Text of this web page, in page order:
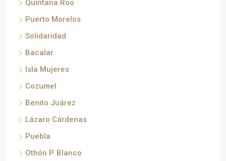
Quintana Roo
Puerto Morelos
Solidaridad
Bacalar
Isla Mujeres
Cozumel
Benito Juárez
Lázaro Cárdenas
Puebla
Othón P. Blanco